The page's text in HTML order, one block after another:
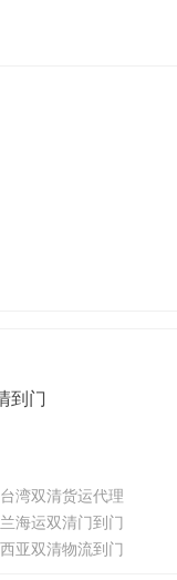
到门
湾双清货运代理
海运双清门到门
亚双清物流到门